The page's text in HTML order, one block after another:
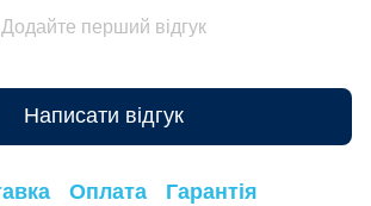
Додайте перший відгук
Написати відгук
Оплата Гарантія